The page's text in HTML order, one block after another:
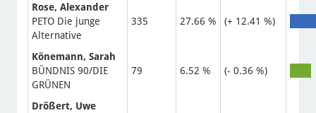
Rose, Alexander
PETO Die junge
Alternative
335 27.66 % (+ 12.41 %)
Könemann, Sarah
BÜNDNIS 90/DIE
GRÜNEN
79 6.52 % (- 0.36 %)
Drößert, Uwe